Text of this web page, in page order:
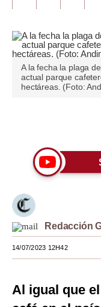
Opinión
Editorial
Pregunta de hoy
Lujo
Moda
Estilos
Mundo
México
A la fecha la plaga
actual parque
hectáreas. (Foto:
Redacción
14/07/2023 12H42
Al igual que